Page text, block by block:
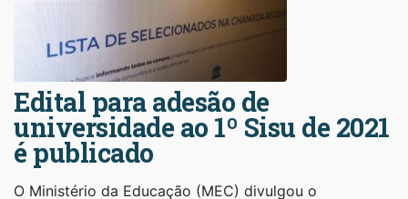
Edital para adesão de
universidade ao 1º Sisu de 2021
é publicado
O Ministério da Educação (MEC) divulgou o